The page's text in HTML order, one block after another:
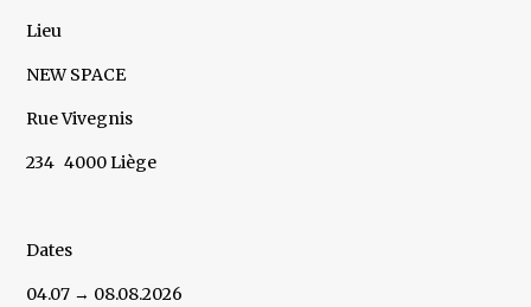
Lieu
NEW SPACE
Rue Vivegnis
234 4000 Liège
Dates
04.07 → 08.08.2026